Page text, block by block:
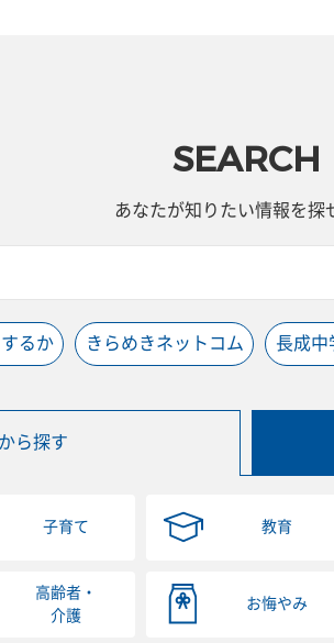
SEARCH
あなたが知りたい情報を探
るか きらめきネットコム 長成中
ら探す
子育て 教育
高齢者・
介護
お悔やみ